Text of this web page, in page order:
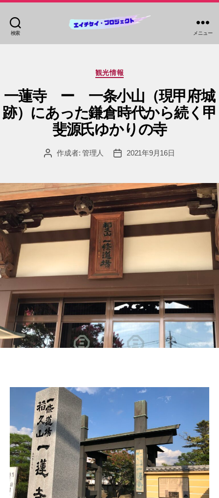
検索
ー
メニュー
カ
テ
ゴ
リ
ー
観光情報
一蓮寺 ー 一条小山（現甲府城
跡）にあった鎌倉時代から続く甲
斐源氏ゆかりの寺
投
作成者: 管理人
投
2021年9月16日